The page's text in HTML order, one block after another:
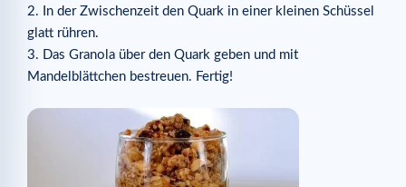
2. In der Zwischenzeit den Quark in einer kleinen Schüssel
glatt rühren.
3. Das Granola über den Quark geben und mit
Mandelblättchen bestreuen. Fertig!